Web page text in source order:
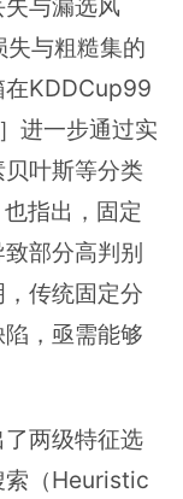
与粗糙集的
在KDDCup99
进一步通过实
叶斯等分类
指出，固定
部分高判别
传统固定分
，亟需能够
两级特征选
索（Heuristic